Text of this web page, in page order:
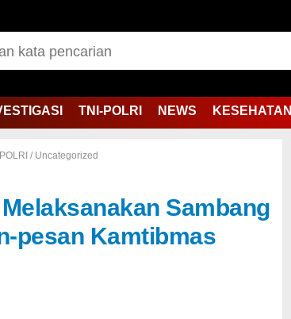
TNI-POLRI NEWS KESEHATAN
/ Uncategorized
Sambang
pesan Kamtibmas